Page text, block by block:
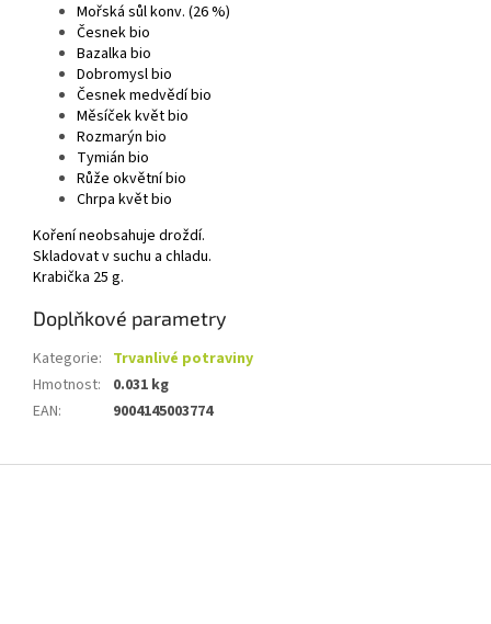
Mořská sůl konv. (26 %)
Česnek bio
Bazalka bio
Dobromysl bio
Česnek medvědí bio
Měsíček květ bio
Rozmarýn bio
Tymián bio
Růže okvětní bio
Chrpa květ bio
Koření neobsahuje droždí.
Skladovat v suchu a chladu.
Krabička 25 g.
Doplňkové parametry
Kategorie: Trvanlivé potraviny
Hmotnost:
0.031 kg
EAN: 9004145003774